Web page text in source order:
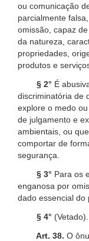
ou comunicação
parcialmente
omissão, capaz
da natureza,
propriedades,
produtos e
§ 2° É
discriminatória de
explore o medo
de julgamento e
ambientais, ou
comportar de
segurança.
§ 3° Para os
enganosa por
dado essencial do
§ 4° (Vetado).
Art. 38. O